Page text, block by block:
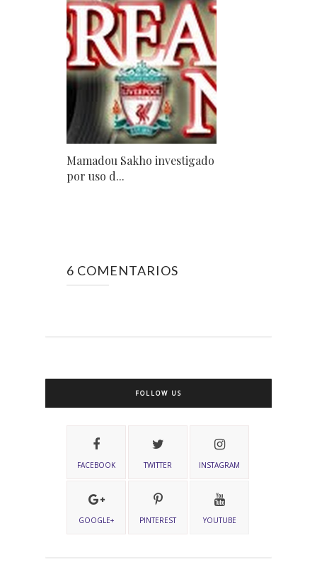
Mamadou Sakho investigado
por uso d...
6 COMENTARIOS
FOLLOW US
FACEBOOK TWITTER INSTAGRAM
GOOGLE+ PINTEREST YOUTUBE